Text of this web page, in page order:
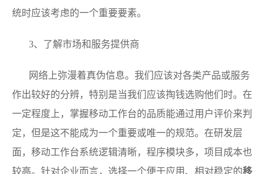
统时应该考虑的一个重要要素。
3、了解市场和服务提供商
网络上弥漫着真伪信息。我们应该对各类产品或服务
作出较好的分辨，特别是当我们应该掏钱选购他们时。在
一定程度上，掌握移动工作台的品质能通过用户评价来判
定，但是这不能成为一个重要或唯一的规范。在研发层
面，移动工作台系统逻辑清晰，程序模块多，项目成本也
较高。针对企业而言，选择一个便于应用、相对稳定的移